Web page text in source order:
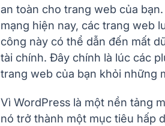
an toàn cho trang web của
mạng hiện nay, các trang web
công này có thể dẫn đến mất
tài chính. Đây chính là lúc các
trang web của bạn khỏi những
Vì WordPress là một nền tảng
nó trở thành một mục tiêu hấp